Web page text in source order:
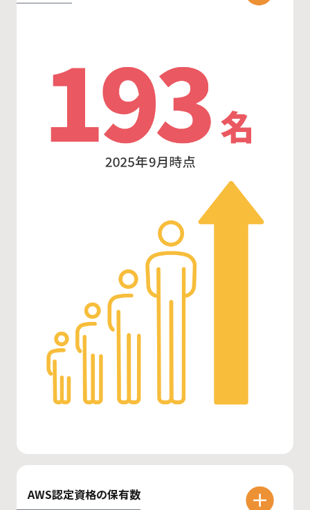
AWS認定資格の保有数